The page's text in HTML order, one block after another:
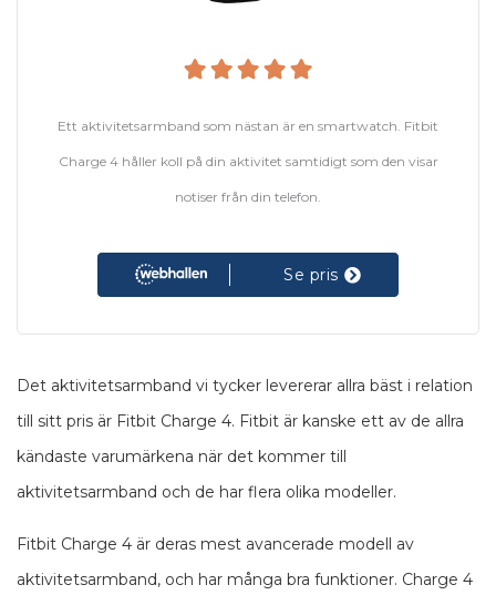
Det aktivitetsarmband vi tycker levererar allra bäst i relation
till sitt pris är Fitbit Charge 4. Fitbit är kanske ett av de allra
kändaste varumärkena när det kommer till
aktivitetsarmband och de har flera olika modeller.
Fitbit Charge 4 är deras mest avancerade modell av
aktivitetsarmband, och har många bra funktioner. Charge 4
Ett aktivitetsarmband som nästan är en smartwatch. Fitbit
Charge 4 håller koll på din aktivitet samtidigt som den visar
notiser från din telefon.
Se pris